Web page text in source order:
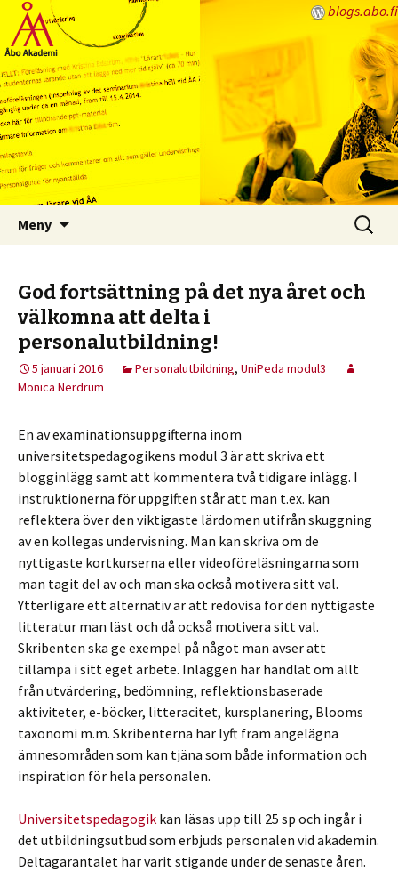
blogs.abo.fi
Lärarbloggen
Meny
Sök
efter:
God fortsättning på det nya året och
välkomna att delta i
personalutbildning!
5 januari 2016 Personalutbildning, UniPeda modul3
Monica Nerdrum
En av examinationsuppgifterna inom
universitetspedagogikens modul 3 är att skriva ett
blogginlägg samt att kommentera två tidigare inlägg. I
instruktionerna för uppgiften står att man t.ex. kan
reflektera över den viktigaste lärdomen utifrån skuggning
av en kollegas undervisning. Man kan skriva om de
nyttigaste kortkurserna eller videoföreläsningarna som
man tagit del av och man ska också motivera sitt val.
Ytterligare ett alternativ är att redovisa för den nyttigaste
litteratur man läst och då också motivera sitt val.
Skribenten ska ge exempel på något man avser att
tillämpa i sitt eget arbete. Inläggen har handlat om allt
från utvärdering, bedömning, reflektionsbaserade
aktiviteter, e-böcker, litteracitet, kursplanering, Blooms
taxonomi m.m. Skribenterna har lyft fram angelägna
ämnesområden som kan tjäna som både information och
inspiration för hela personalen.
Universitetspedagogik kan läsas upp till 25 sp och ingår i
det utbildningsutbud som erbjuds personalen vid akademin.
Deltagarantalet har varit stigande under de senaste åren.